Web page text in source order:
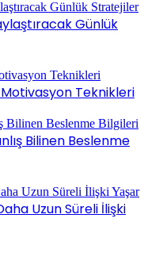
Günlük
Teknikleri
Bilinen Beslenme
Uzun Süreli İlişki